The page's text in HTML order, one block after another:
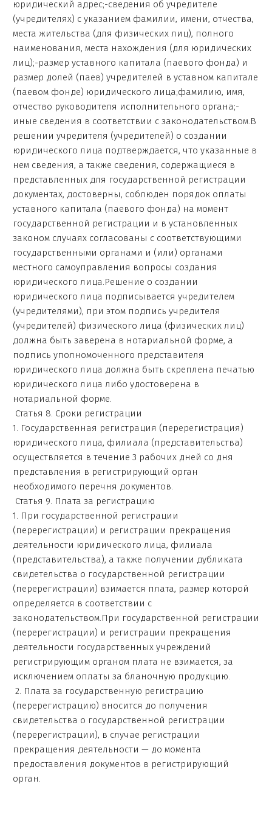
юридический адрес;-сведения об учредителе
(учредителях) с указанием фамилии, имени, отчества,
места жительства (для физических лиц), полного
наименования, места нахождения (для юридических
лиц);-размер уставного капитала (паевого фонда) и
размер долей (паев) учредителей в уставном капитале
(паевом фонде) юридического лица;фамилию, имя,
отчество руководителя исполнительного органа;-
иные сведения в соответствии с законодательством.В
решении учредителя (учредителей) о создании
юридического лица подтверждается, что указанные в
нем сведения, а также сведения, содержащиеся в
представленных для государственной регистрации
документах, достоверны, соблюден порядок оплаты
уставного капитала (паевого фонда) на момент
государственной регистрации и в установленных
законом случаях согласованы с соответствующими
государственными органами и (или) органами
местного самоуправления вопросы создания
юридического лица.Решение о создании
юридического лица подписывается учредителем
(учредителями), при этом подпись учредителя
(учредителей) физического лица (физических лиц)
должна быть заверена в нотариальной форме, а
подпись уполномоченного представителя
юридического лица должна быть скреплена печатью
юридического лица либо удостоверена в
нотариальной форме.
Статья 8. Сроки регистрации
1. Государственная регистрация (перерегистрация)
юридического лица, филиала (представительства)
осуществляется в течение 3 рабочих дней со дня
представления в регистрирующий орган
необходимого перечня документов.
Статья 9. Плата за регистрацию
1. При государственной регистрации
(перерегистрации) и регистрации прекращения
деятельности юридического лица, филиала
(представительства), а также получении дубликата
свидетельства о государственной регистрации
(перерегистрации) взимается плата, размер которой
определяется в соответствии с
законодательством.При государственной регистрации
(перерегистрации) и регистрации прекращения
деятельности государственных учреждений
регистрирующим органом плата не взимается, за
исключением оплаты за бланочную продукцию.
2. Плата за государственную регистрацию
(перерегистрацию) вносится до получения
свидетельства о государственной регистрации
(перерегистрации), в случае регистрации
прекращения деятельности — до момента
предоставления документов в регистрирующий
орган.